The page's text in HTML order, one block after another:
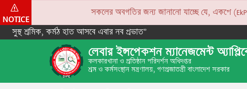
NOTICE
সকলের অবগতির জন্য জানানো যাচ্ছে যে, একপে
সুস্থ শ্রমিক, কর্মঠ হাত আসবে এবার নব প্রভাত”
লেবার ইন্সপেকশন ম্যানেজমেন্ট
কলকারখানা ও প্রতিষ্ঠান পরিদর্শন অধিদপ্তর
শ্রম ও কর্মসংস্থান মন্ত্রণালয়, গণপ্রজাতন্ত্রী বাংলাদেশ সরকার